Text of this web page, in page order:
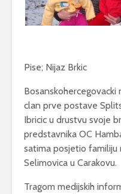
Pise; Nijaz Brkic
clan prve postave
Ibricic u drustvu svoje
predstavnika OC
satima posjetio familiju
Selimovica u Carakovu.
Tragom medijskih